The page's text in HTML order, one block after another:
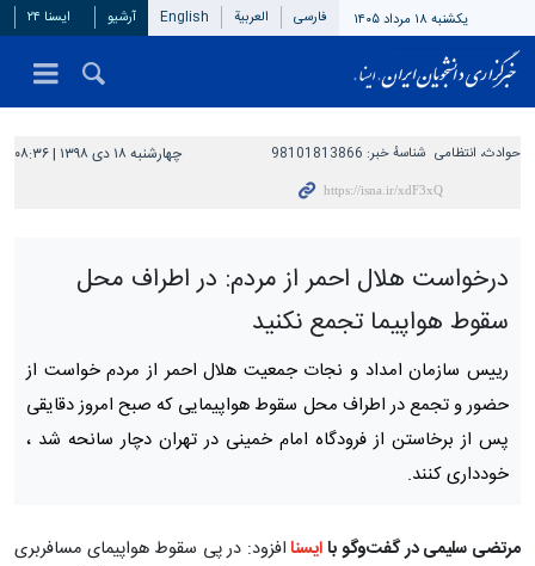
یکشنبه ۱۸ مرداد ۱۴۰۵ فارسی العربیة English آرشیو ایسنا ۲۴
حوادث، انتظامی شناسهٔ خبر: 98101813866 چهارشنبه ۱۸ دی ۱۳۹۸ | ۰۸:۳۶
درخواست هلال احمر از مردم: در اطراف محل
سقوط هواپیما تجمع نکنید
رییس سازمان امداد و نجات جمعیت هلال احمر از مردم خواست از
حضور و تجمع در اطراف محل سقوط هواپیمایی که صبح امروز دقایقی
پس از برخاستن از فرودگاه امام خمینی در تهران دچار سانحه شد ،
خودداری کنند.
مرتضی سلیمی در گفت‌وگو باایسناافزود: در پی سقوط هواپیمای مسافربری